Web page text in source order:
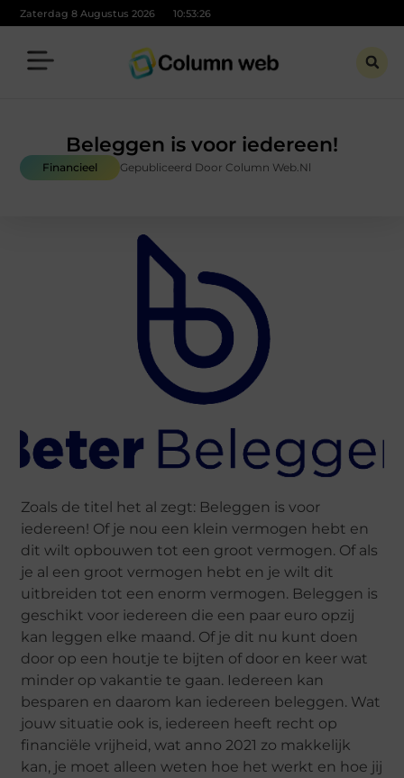
Zaterdag 8 Augustus 2026 10:53:27
Beleggen is voor iedereen!
Financieel Gepubliceerd Door Column Web.nl
Zoals de titel het al zegt: Beleggen is voor
iedereen! Of je nou een klein vermogen hebt en
dit wilt opbouwen tot een groot vermogen. Of als
je al een groot vermogen hebt en je wilt dit
uitbreiden tot een enorm vermogen. Beleggen is
geschikt voor iedereen die een paar euro opzij
kan leggen elke maand. Of je dit nu kunt doen
door op een houtje te bijten of door en keer wat
minder op vakantie te gaan. Iedereen kan
besparen en daarom kan iedereen beleggen. Wat
jouw situatie ook is, iedereen heeft recht op
financiële vrijheid, wat anno 2021 zo makkelijk
kan, je moet alleen weten hoe het werkt en hoe jij